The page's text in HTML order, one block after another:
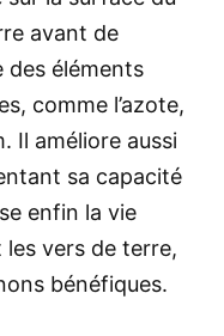
avant de
éléments
comme l’azote,
Il améliore aussi
sa capacité
enfin la vie
vers de terre,
bénéfiques.